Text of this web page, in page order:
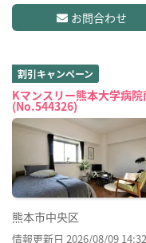
お問合わせ
割引キャンペーン
Kマンスリー熊本大学病院
(No.544326)
熊本市中央区
情報更新日 2026/08/09 14:32